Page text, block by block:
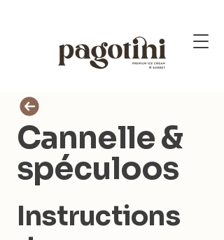
Cannelle &
spéculoos
Instructions